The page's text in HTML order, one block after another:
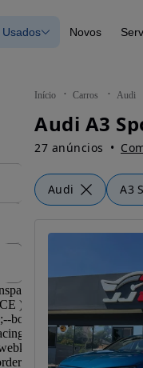
Novos
Usados Novos
Início Carros Audi
Audi A3
27 anúncios
Audi A3